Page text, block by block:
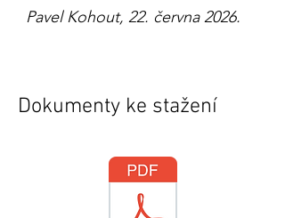
Pavel Kohout, 22. června 2026.
Dokumenty ke stažení